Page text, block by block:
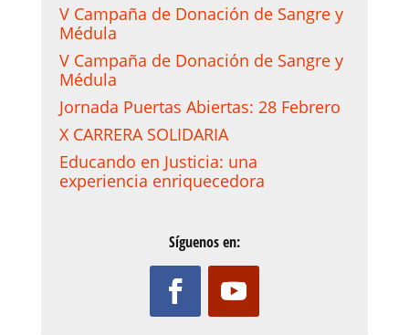
V Campaña de Donación de Sangre y
Médula
V Campaña de Donación de Sangre y
Médula
Jornada Puertas Abiertas: 28 Febrero
X CARRERA SOLIDARIA
Educando en Justicia: una
experiencia enriquecedora
Síguenos en: